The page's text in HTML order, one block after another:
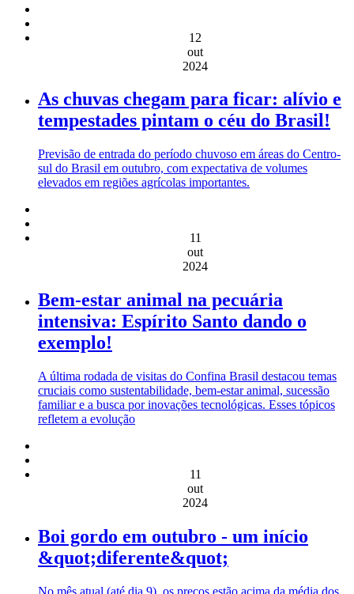
12
out
2024
As chuvas chegam para ficar: alívio e
tempestades pintam o céu do Brasil!
Previsão de entrada do período chuvoso em áreas do Centro-
sul do Brasil em outubro, com expectativa de volumes
elevados em regiões agrícolas importantes.
11
out
2024
Bem-estar animal na pecuária
intensiva: Espírito Santo dando o
exemplo!
A última rodada de visitas do Confina Brasil destacou temas
cruciais como sustentabilidade, bem-estar animal, sucessão
familiar e a busca por inovações tecnológicas. Esses tópicos
refletem a evolução
11
out
2024
Boi gordo em outubro - um início
&quot;diferente&quot;
No mês atual (até dia 9), os preços estão acima da média dos